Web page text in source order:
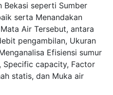
Bekasi seperti Sumber
serta Menandakan
Air Tersebut, antara
pengambilan, Ukuran
Efisiensi sumur
Specific capacity, Factor
statis, dan Muka air